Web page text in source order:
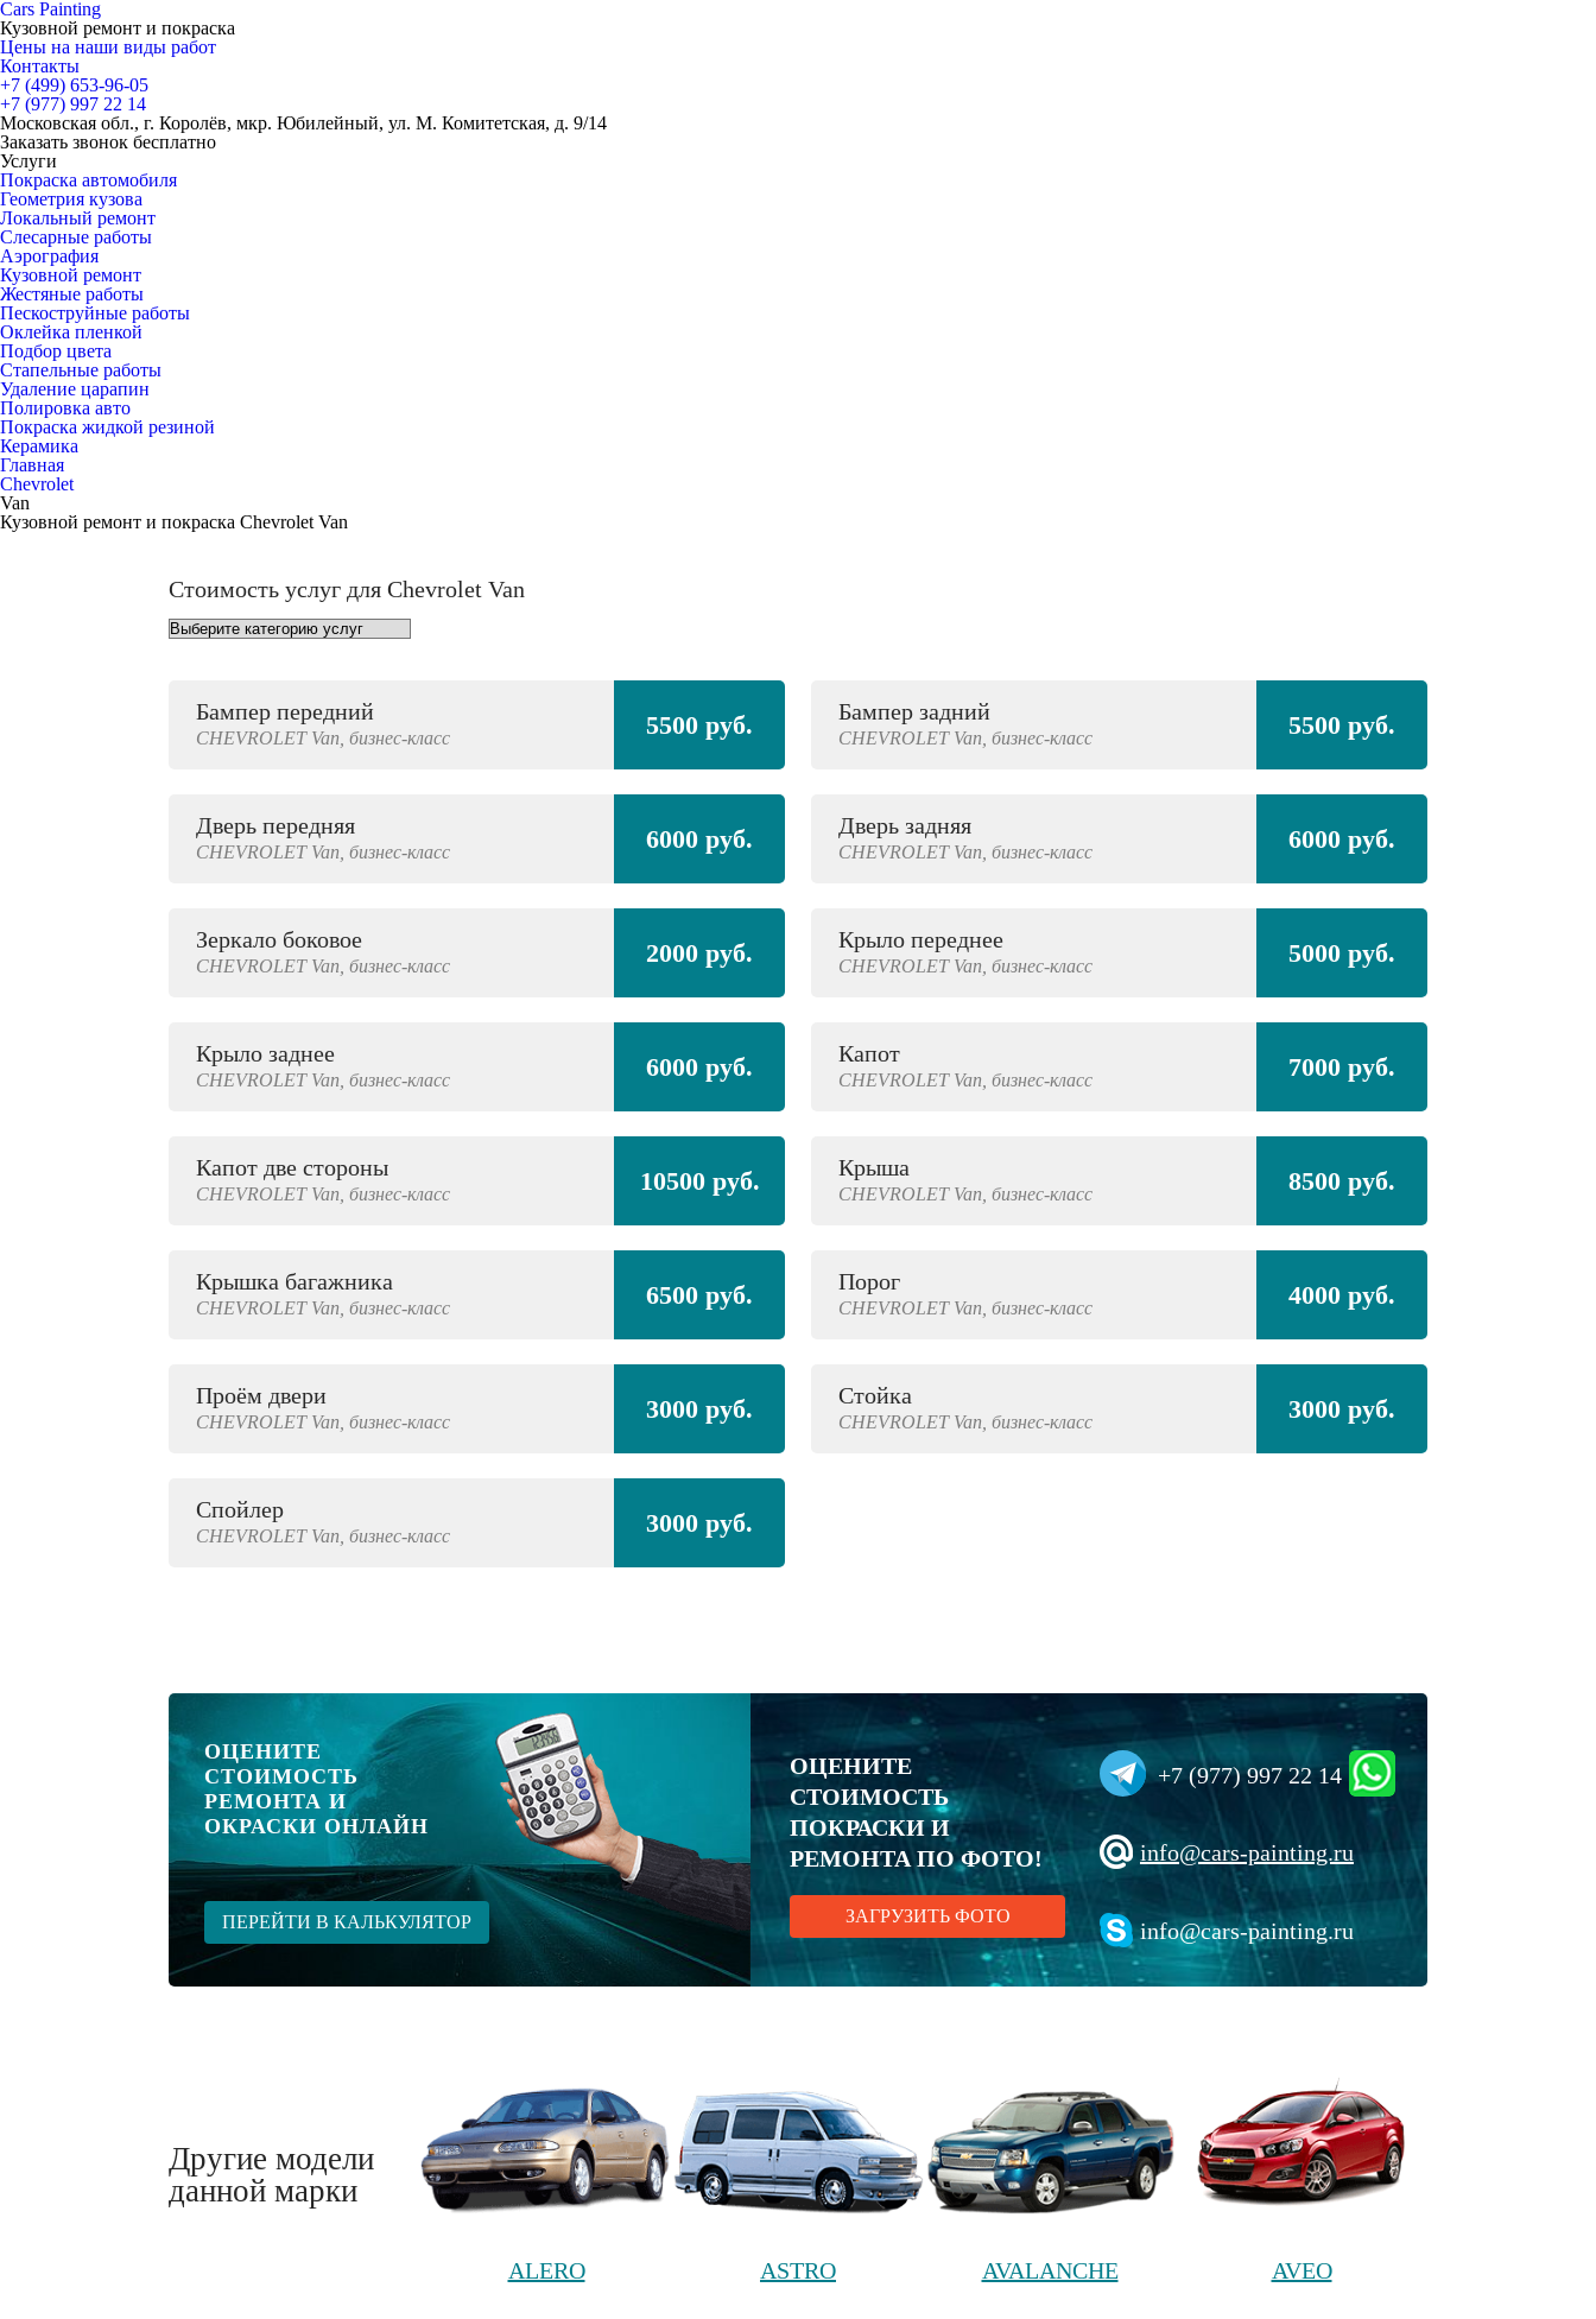
Cars Painting
Кузовной ремонт и покраска
Цены на наши виды работ
Контакты
+7 (499) 653-96-05
+7 (977) 997 22 14
Московская обл., г. Королёв, мкр. Юбилейный, ул. М. Комитетская, д. 9/14
Заказать звонок бесплатно
Услуги
Покраска автомобиля
Геометрия кузова
Локальный ремонт
Слесарные работы
Аэрография
Кузовной ремонт
Жестяные работы
Пескоструйные работы
Оклейка пленкой
Подбор цвета
Стапельные работы
Удаление царапин
Полировка авто
Покраска жидкой резиной
Керамика
Главная
Chevrolet
Van
Кузовной ремонт и покраска Chevrolet Van
Стоимость услуг для Chevrolet Van
Бампер передний
CHEVROLET Van, бизнес-класс 5500 руб. Бампер задний
CHEVROLET Van, бизнес-класс 5500 руб.
Дверь передняя
CHEVROLET Van, бизнес-класс 6000 руб. Дверь задняя
CHEVROLET Van, бизнес-класс 6000 руб.
Зеркало боковое
CHEVROLET Van, бизнес-класс 2000 руб. Крыло переднее
CHEVROLET Van, бизнес-класс 5000 руб.
Крыло заднее
CHEVROLET Van, бизнес-класс 6000 руб. Капот
CHEVROLET Van, бизнес-класс 7000 руб.
Капот две стороны
CHEVROLET Van, бизнес-класс 10500 руб. Крыша
CHEVROLET Van, бизнес-класс 8500 руб.
Крышка багажника
CHEVROLET Van, бизнес-класс 6500 руб. Порог
CHEVROLET Van, бизнес-класс 4000 руб.
Проём двери
CHEVROLET Van, бизнес-класс 3000 руб. Стойка
CHEVROLET Van, бизнес-класс 3000 руб.
Спойлер
CHEVROLET Van, бизнес-класс 3000 руб.
ОЦЕНИТЕ
СТОИМОСТЬ
РЕМОНТА И
ОКРАСКИ ОНЛАЙН
ПЕРЕЙТИ В КАЛЬКУЛЯТОР
ОЦЕНИТЕ
СТОИМОСТЬ
ПОКРАСКИ И
РЕМОНТА ПО ФОТО!
ЗАГРУЗИТЬ ФОТО
+7 (977) 997 22 14
info@cars-painting.ru
info@cars-painting.ru
Другие модели
данной марки
ALERO ASTRO AVALANCHE AVEO